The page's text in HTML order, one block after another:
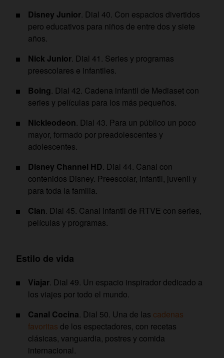
Disney Junior. Dial 40. Con espacios divertidos
pero educativos para niños de entre dos y siete
años.
Nick Junior. Dial 41. Series y programas
preescolares e infantiles.
Boing. Dial 42. Cadena infantil de Mediaset con
series y películas para los más pequeños.
Nickleodeon. Dial 43. Para un público un poco
mayor, formado por preadolescentes y
adolescentes.
Disney Channel HD. Dial 44. Canal con
contenidos Disney. Preescolar, infantil, juvenil y
para toda la familia.
Clan. Dial 45. Canal infantil de RTVE con series,
películas y programas.
Estilo de vida
Viajar. Dial 49. Un espacio inspirador dedicado a
los viajes por todo el mundo.
Canal Cocina. Dial 50. Una de las cadenas
favoritas de los espectadores, con recetas
clásicas, vanguardia, postres y comida
internacional.